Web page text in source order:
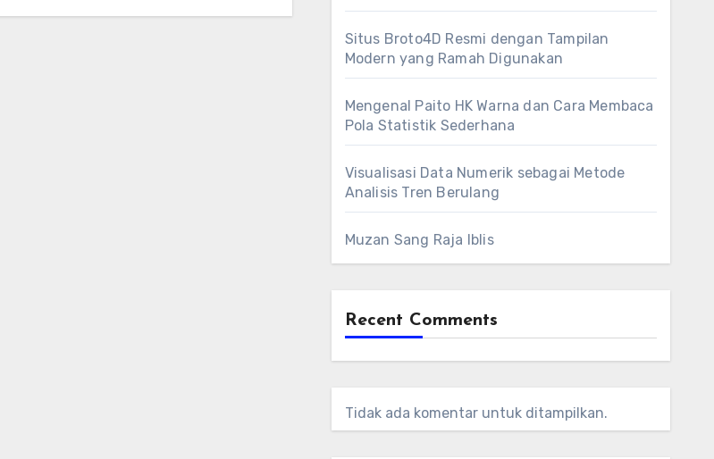
Situs Broto4D Resmi dengan Tampilan
Modern yang Ramah Digunakan
Mengenal Paito HK Warna dan Cara Membaca
Pola Statistik Sederhana
Visualisasi Data Numerik sebagai Metode
Analisis Tren Berulang
Muzan Sang Raja Iblis
Recent Comments
Tidak ada komentar untuk ditampilkan.